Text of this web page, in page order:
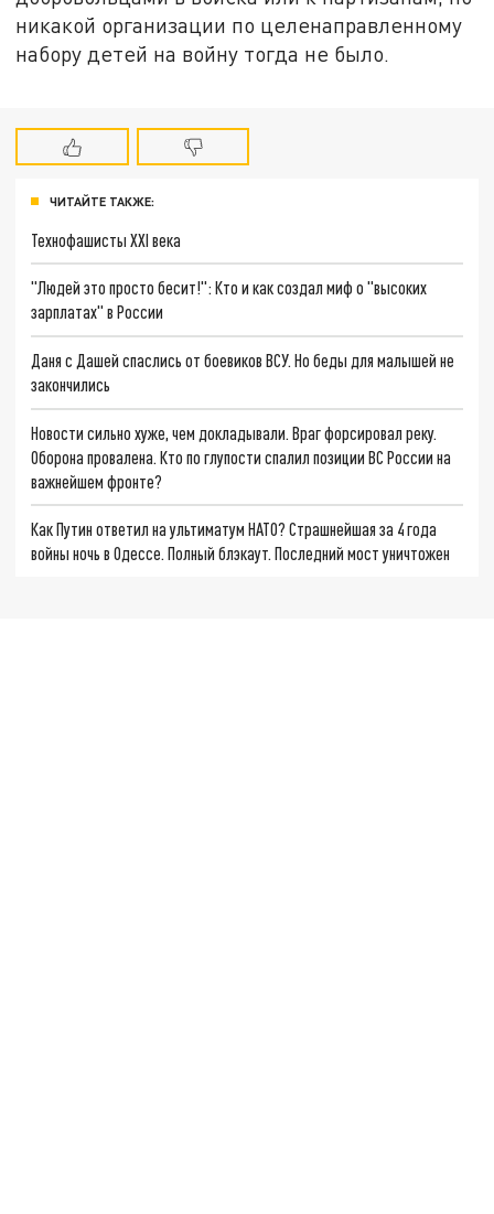
никакой организации по целенаправленному
набору детей на войну тогда не было.
ЧИТАЙТЕ ТАКЖЕ:
Технофашисты XXI века
"Людей это просто бесит!": Кто и как создал миф о "высоких
зарплатах" в России
Даня с Дашей спаслись от боевиков ВСУ. Но беды для малышей не
закончились
Новости сильно хуже, чем докладывали. Враг форсировал реку.
Оборона провалена. Кто по глупости спалил позиции ВС России на
важнейшем фронте?
Как Путин ответил на ультиматум НАТО? Страшнейшая за 4 года
войны ночь в Одессе. Полный блэкаут. Последний мост уничтожен